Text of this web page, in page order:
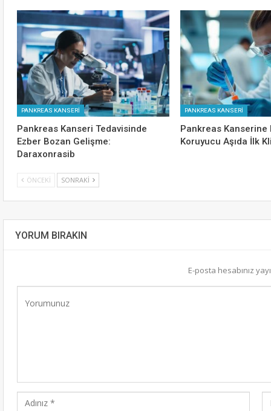
PANKREAS KANSERİ
Pankreas Kanseri Tedavisinde
Ezber Bozan Gelişme:
Daraxonrasib
PANKREAS KANSERİ
Pankreas Kanserine
Koruyucu Aşıda İlk
ÖNCEKI SONRAKI
YORUM BIRAKIN
E-posta hesabınız